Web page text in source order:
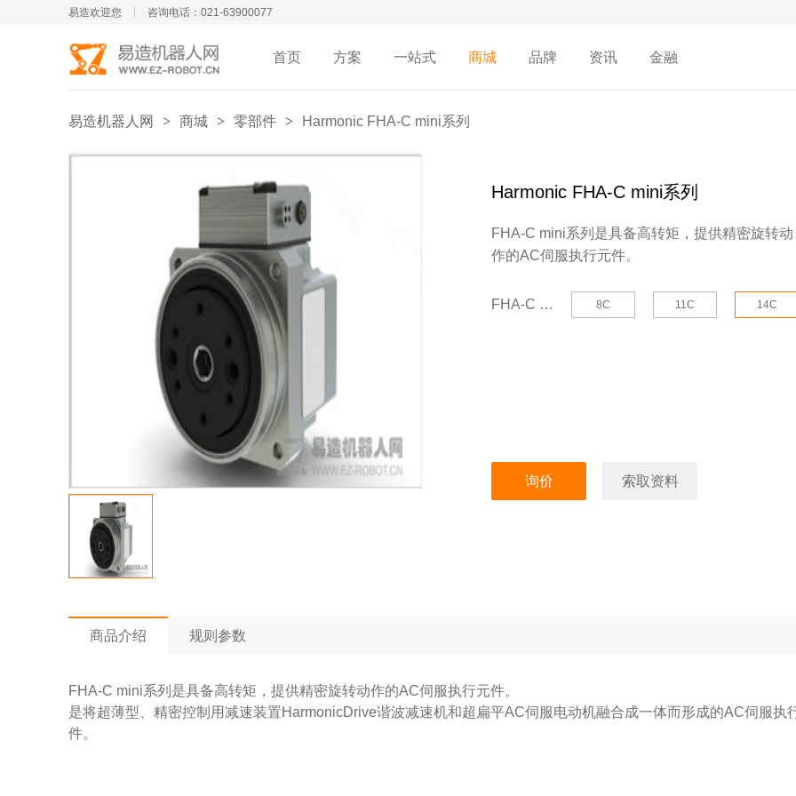
易造欢迎您 咨询电话：021-63900077
首页 方案 一站式 商城 品牌 资讯 金融
易造机器人网 > 商城 > 零部件 > Harmonic FHA-C mini系列
Harmonic FHA-C mini系列
FHA-C mini系列是具备高转矩，提供精密旋转动
作的AC伺服执行元件。
FHA-C mini系列： 8C 11C 14C
询价 索取资料
商品介绍 规则参数
FHA-C mini系列是具备高转矩，提供精密旋转动作的AC伺服执行元件。
是将超薄型、精密控制用减速装置HarmonicDrive谐波减速机和超扁平AC伺服电动机融合成一体而形成的AC伺服执
件。